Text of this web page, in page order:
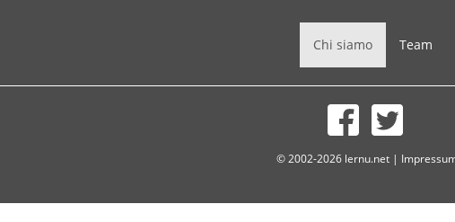
Chi siamo Team
© 2002-2026 lernu.net |